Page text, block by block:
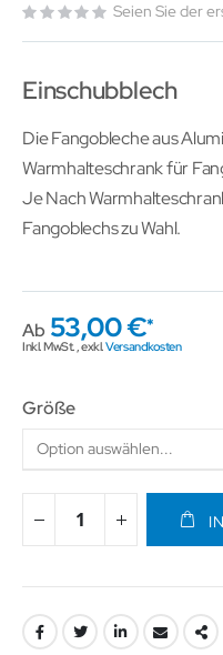
Seien Sie der
Einschubblech
Die Fangobleche aus
Warmhalteschrank für
Je Nach
Fangoblechs zu Wahl.
Ab 53,00 €
Inkl. MwSt.,exkl.Versandkosten
Größe